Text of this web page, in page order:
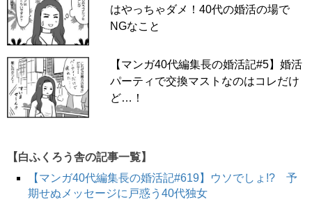
はやっちゃダメ！40代の婚活の場で
NGなこと
【マンガ40代編集長の婚活記#5】婚活
パーティで交換マストなのはコレだけ
ど…！
【白ふくろう舎の記事一覧】
【マンガ40代編集長の婚活記#619】ウソでしょ!? 予
期せぬメッセージに戸惑う40代独女